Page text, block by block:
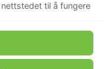
til å fungere